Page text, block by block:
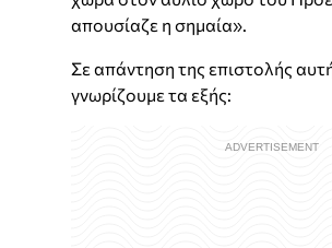
απουσίαζε η σημαία».
Σε απάντηση της επιστολής
γνωρίζουμε τα εξής: